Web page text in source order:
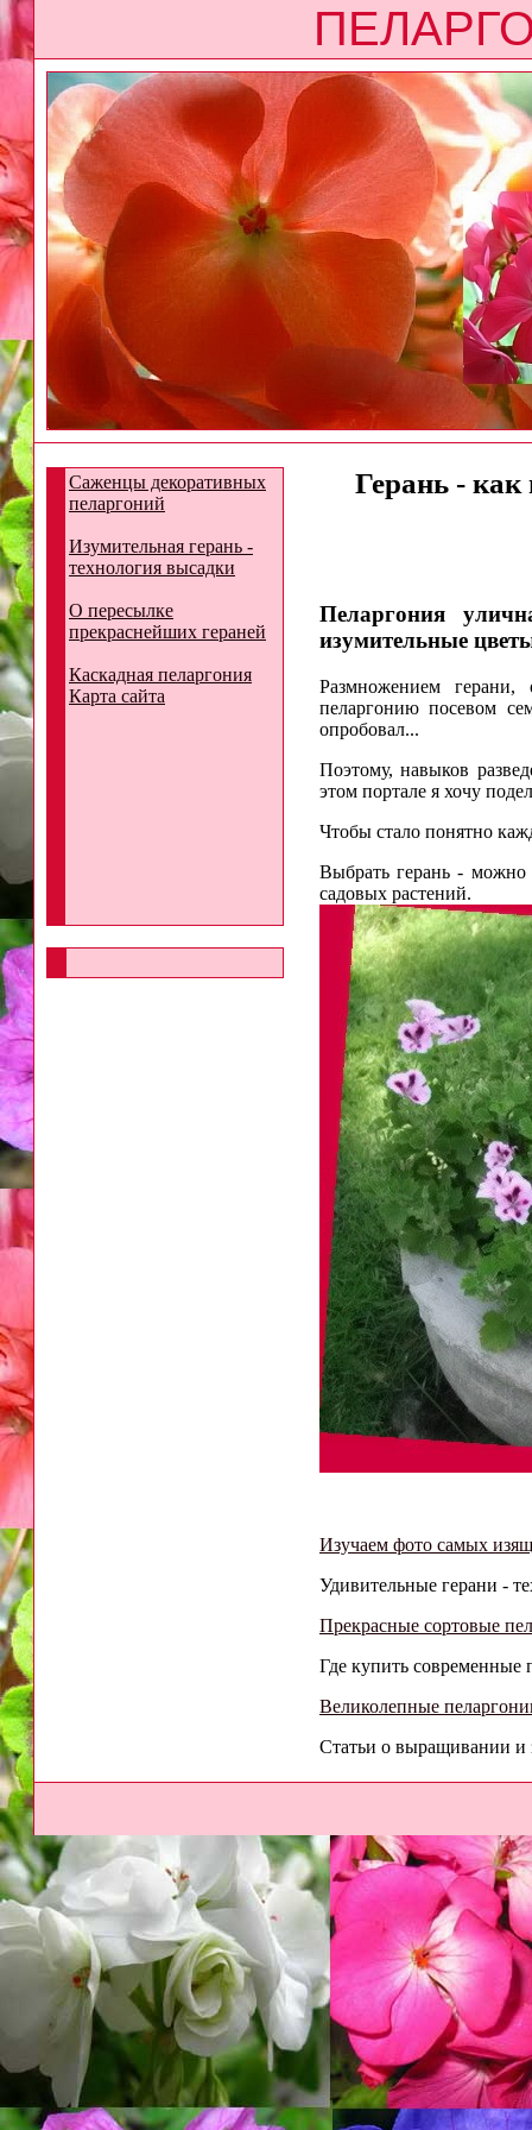
Саженцы декоративных
пеларгоний
Изумительная герань -
технология высадки
О пересылке
прекраснейших гераней
Каскадная пеларгония
Карта сайта
Герань - как
Пеларгония
изумительные
Размножением герани,
пеларгонию посевом
опробовал...
Поэтому, навыков
этом портале я хочу
Чтобы стало понятно
Выбрать герань - можно
садовых растений.
Изучаем фото самых
Удивительные герани -
Прекрасные сортовые
Где купить современные
Великолепные
Статьи о выращивании и